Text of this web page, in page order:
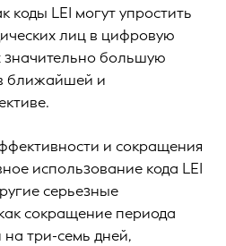
коды LEI могут упростить
лиц в цифровую
значительно большую
ближайшей и
и сокращения
использование кода LEI
серьезные
сокращение периода
три-семь дней,